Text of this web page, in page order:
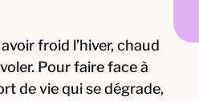
froid l’hiver, chaud
Pour faire face à
de vie qui se dégrade,